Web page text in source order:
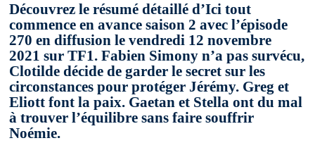
Découvrez le résumé détaillé d’Ici tout
commence en avance saison 2 avec l’épisode
270 en diffusion le vendredi 12 novembre
2021 sur TF1. Fabien Simony n’a pas survécu,
Clotilde décide de garder le secret sur les
circonstances pour protéger Jérémy. Greg et
Eliott font la paix. Gaetan et Stella ont du mal
à trouver l’équilibre sans faire souffrir
Noémie.